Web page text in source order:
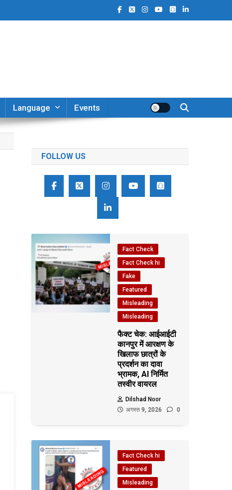
Language Events
FOLLOW US
Fact Check
Fact Check hi
Fake
Featured
Misleading
Misleading
फैक्ट चेक: आईआईटी
कानपुर में आरक्षण के
खिलाफ छात्रों के
प्रदर्शन का दावा
भ्रामक, AI निर्मित
तस्वीर वायरल
Dilshad Noor
अगस्त 9, 2026
0
Fact Check hi
Featured
Misleading